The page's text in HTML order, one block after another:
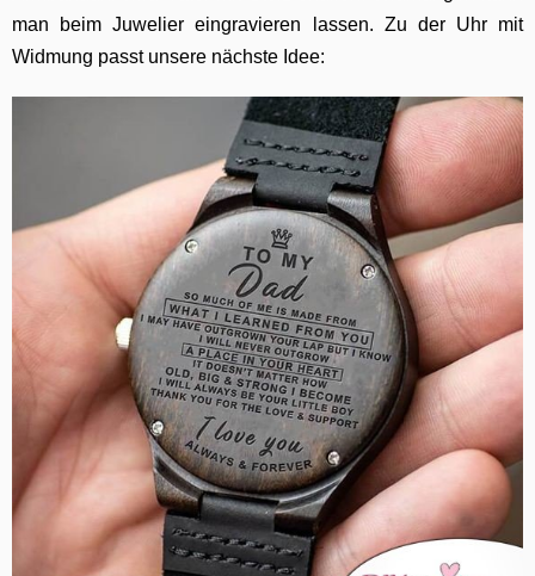
man beim Juwelier eingravieren lassen. Zu der Uhr mit
Widmung passt unsere nächste Idee: